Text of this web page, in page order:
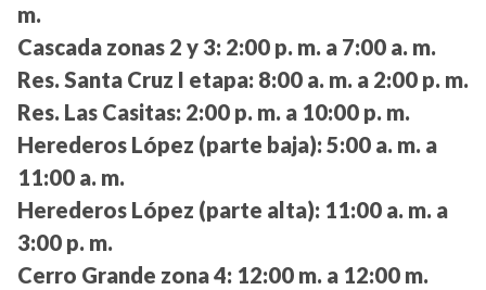
m.
Cascada zonas 2 y 3: 2:00 p. m. a 7:00 a. m.
Res. Santa Cruz I etapa: 8:00 a. m. a 2:00 p. m.
Res. Las Casitas: 2:00 p. m. a 10:00 p. m.
Herederos López (parte baja): 5:00 a. m. a
11:00 a. m.
Herederos López (parte alta): 11:00 a. m. a
3:00 p. m.
Cerro Grande zona 4: 12:00 m. a 12:00 m.